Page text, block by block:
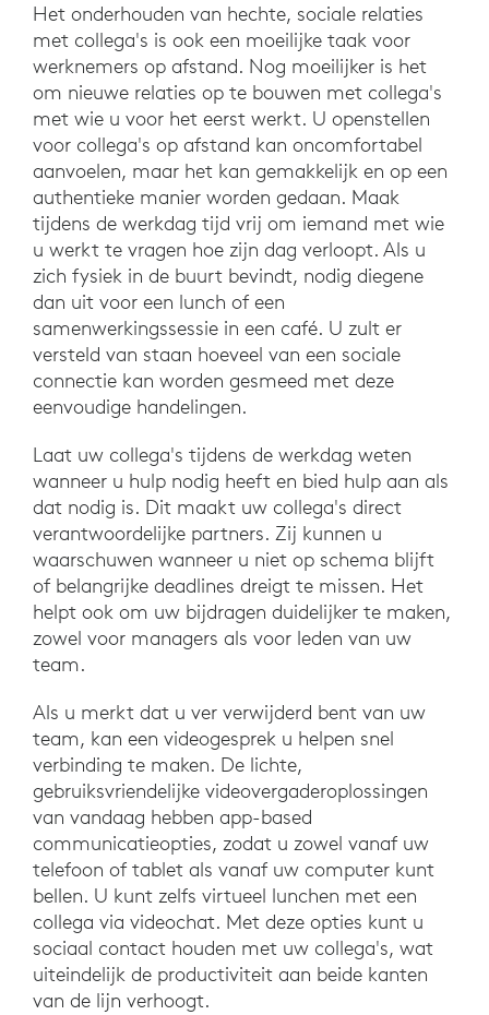
Het onderhouden van hechte, sociale relaties
met collega's is ook een moeilijke taak voor
werknemers op afstand. Nog moeilijker is het
om nieuwe relaties op te bouwen met collega's
met wie u voor het eerst werkt. U openstellen
voor collega's op afstand kan oncomfortabel
aanvoelen, maar het kan gemakkelijk en op een
authentieke manier worden gedaan. Maak
tijdens de werkdag tijd vrij om iemand met wie
u werkt te vragen hoe zijn dag verloopt. Als u
zich fysiek in de buurt bevindt, nodig diegene
dan uit voor een lunch of een
samenwerkingssessie in een café. U zult er
versteld van staan hoeveel van een sociale
connectie kan worden gesmeed met deze
eenvoudige handelingen.
Laat uw collega's tijdens de werkdag weten
wanneer u hulp nodig heeft en bied hulp aan als
dat nodig is. Dit maakt uw collega's direct
verantwoordelijke partners. Zij kunnen u
waarschuwen wanneer u niet op schema blijft
of belangrijke deadlines dreigt te missen. Het
helpt ook om uw bijdragen duidelijker te maken,
zowel voor managers als voor leden van uw
team.
Als u merkt dat u ver verwijderd bent van uw
team, kan een videogesprek u helpen snel
verbinding te maken. De lichte,
gebruiksvriendelijke videovergaderoplossingen
van vandaag hebben app-based
communicatieopties, zodat u zowel vanaf uw
telefoon of tablet als vanaf uw computer kunt
bellen. U kunt zelfs virtueel lunchen met een
collega via videochat. Met deze opties kunt u
sociaal contact houden met uw collega's, wat
uiteindelijk de productiviteit aan beide kanten
van de lijn verhoogt.